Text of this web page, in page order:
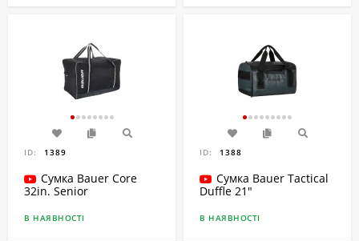
конструкції, де нічому ламатися.
Для гравців категорії
зазвичай достатньо
баулів 30–32 дюймів.
Для гравців категорії
оптимальними є
розміри 36–40 дюймів.
Воротарям рекомендуємо обирати моделі
спеціалізованих серій з подовженою конструкцією,
щоб щитки розміщувалися максимально зручно.
ID: 1389
Сумка Bauer Core
32in. Senior
В НАЯВНОСТІ
ID: 1388
Сумка Bauer Tactical
Duffle 21"
В НАЯВНОСТІ